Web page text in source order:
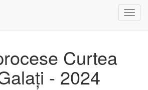
Curtea
- 2024